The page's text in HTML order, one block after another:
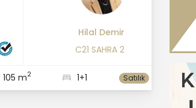
Hilal Demir
C21 SAHRA 2
105 m2 1+1 Satılık